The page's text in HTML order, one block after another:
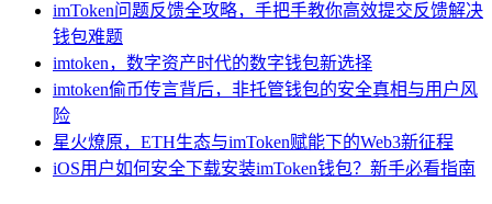
imToken问题反馈全攻略，手把手教你高效提交反馈解决
钱包难题
imtoken，数字资产时代的数字钱包新选择
imtoken偷币传言背后，非托管钱包的安全真相与用户风
险
星火燎原，ETH生态与imToken赋能下的Web3新征程
iOS用户如何安全下载安装imToken钱包？新手必看指南